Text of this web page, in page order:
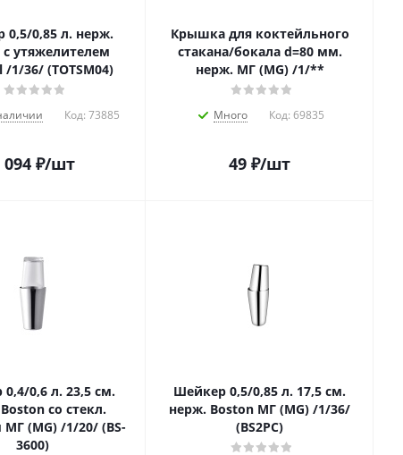
0,5/0,85 л. нерж.
с утяжелителем
/1/36/ (TOTSM04)
Код: 73885
094₽/шт
Крышка для коктейльного
стакана/бокала d=80 мм.
нерж. МГ (MG) /1/**
Много Код: 69835
49 ₽/шт
0,6 л. 23,5 см.
со стекл.
МГ (MG) /1/20/ (BS-
3600)
Шейкер 0,5/0,85 л. 17,5 см.
нерж. Boston МГ (MG) /1/36/
(BS2PC)